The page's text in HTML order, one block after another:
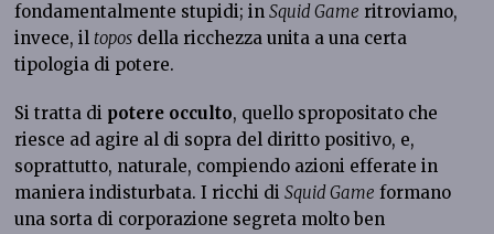
fondamentalmente stupidi; inSquid Game ritroviamo,
invece, il topos della ricchezza unita a una certa
tipologia di potere.
Si tratta di potere occulto, quello spropositato che
riesce ad agire al di sopra del diritto positivo, e,
soprattutto, naturale, compiendo azioni efferate in
maniera indisturbata. I ricchi diSquid Game formano
una sorta di corporazione segreta molto ben